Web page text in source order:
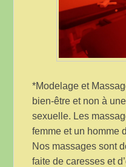
*Modelage et
bien-être et non à
sexuelle. Les
femme et un homme
Nos massages sont
faite de caresses et